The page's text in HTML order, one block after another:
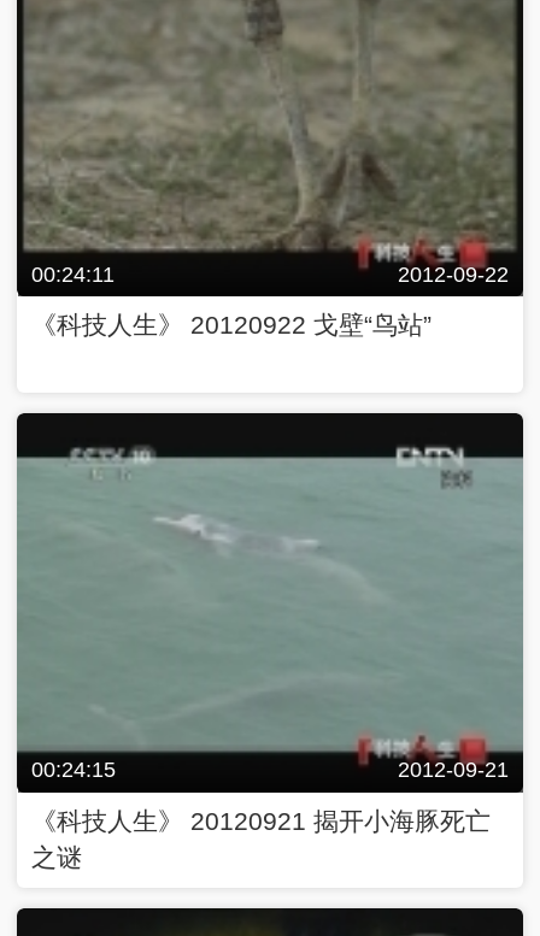
00:24:11 2012-09-22
《科技人生》 20120922 戈壁“鸟站”
00:24:15 2012-09-21
《科技人生》 20120921 揭开小海豚死亡
之谜